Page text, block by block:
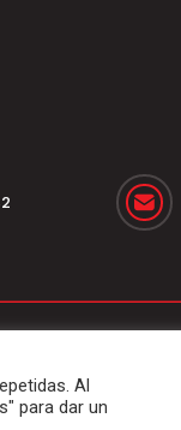
y aplicaciones
Al
para dar un